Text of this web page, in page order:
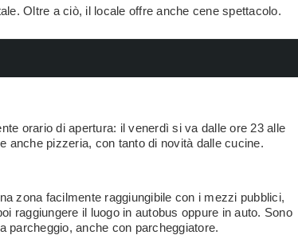
Oltre a ciò, il locale offre anche cene spettacolo.
orario di apertura: il venerdì si va dalle ore 23 alle
anche pizzeria, con tanto di novità dalle cucine.
zona facilmente raggiungibile con i mezzi pubblici,
raggiungere il luogo in autobus oppure in auto. Sono
parcheggio, anche con parcheggiatore.